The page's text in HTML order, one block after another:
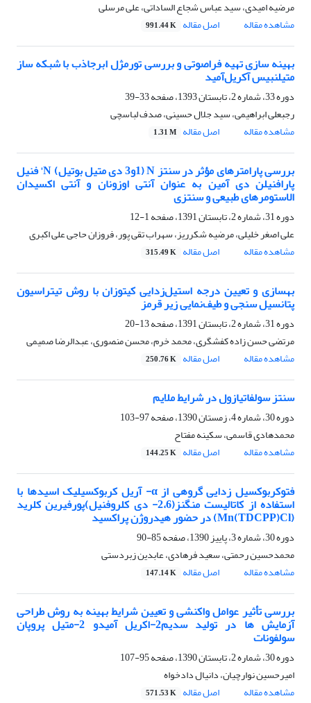
مرضیه امیدی، سید عباس شجاع الساداتی، علی مرسلی
مشاهده مقاله
اصل مقاله 991.44 K
بهینه سازی تهیه فراصوتی و بررسی تورمژل ابرجاذب با شبکه ساز
متیلنبیس آکریل‌آمید
دوره 33، شماره 2، تابستان 1393، صفحه
33-39
رجبعلی ابراهیمی، سید جلال حسینی، صدف لباسچی
مشاهده مقاله
اصل مقاله 1.31 M
بررسی پارامترهای مؤثر در سنتز N (1و3 دی متیل بوتیل) N' فنیل
پارافنیلن دی آمین به عنوان آنتی اوزونان و آنتی اکسیدان
الاستومرهای طبیعی و سنتزی
دوره 31، شماره 2، تابستان 1391، صفحه
1-12
علی اصغر خلیلی، مرضیه شکرریز، سهراب تقی پور، فروزان حاجی علی اکبری
مشاهده مقاله
اصل مقاله 315.49 K
بهسازی و تعیین درجه ‌استیل‌زدایی کیتوزان با روش تیتراسیون
پتانسیل سنجى و طیف‌نمایی زیر قرمز
دوره 31، شماره 2، تابستان 1391، صفحه
13-20
مرتضی حسن زاده کفشگری، محمد خرم، محسن منصوری، عبدالرضا صمیمی
مشاهده مقاله
اصل مقاله 250.76 K
سنتز سولفاتیازول در شرایط ملایم
دوره 30، شماره 4، زمستان 1390، صفحه
97-103
محمدهادی قاسمی، سکینه مفتاح
مشاهده مقاله
اصل مقاله 144.25 K
فتوکربوکسیل زدایی گروهی از α- آریل کربوکسیلیک اسیدها با
استفاده از کاتالیست منگنز(2،6- دی کلروفنیل)پورفیرین کلرید
(Mn(TDCPP)Cl) در حضور هیدروژن پراکسید
دوره 30، شماره 3، پاییز 1390، صفحه
85-90
محمدحسین رحمتی، سعید فرهادی، عابدین زبردستی
مشاهده مقاله
اصل مقاله 147.14 K
بررسی تأثیر عوامل واکنشی و تعیین شرایط بهینه به روش طراحی
آزمایش ها در تولید سدیم2-اکریل آمیدو 2-متیل پروپان
سولفونات
دوره 30، شماره 2، تابستان 1390، صفحه
95-107
امیرحسین نوارچیان، دانیال دادخواه
مشاهده مقاله
اصل مقاله 571.53 K